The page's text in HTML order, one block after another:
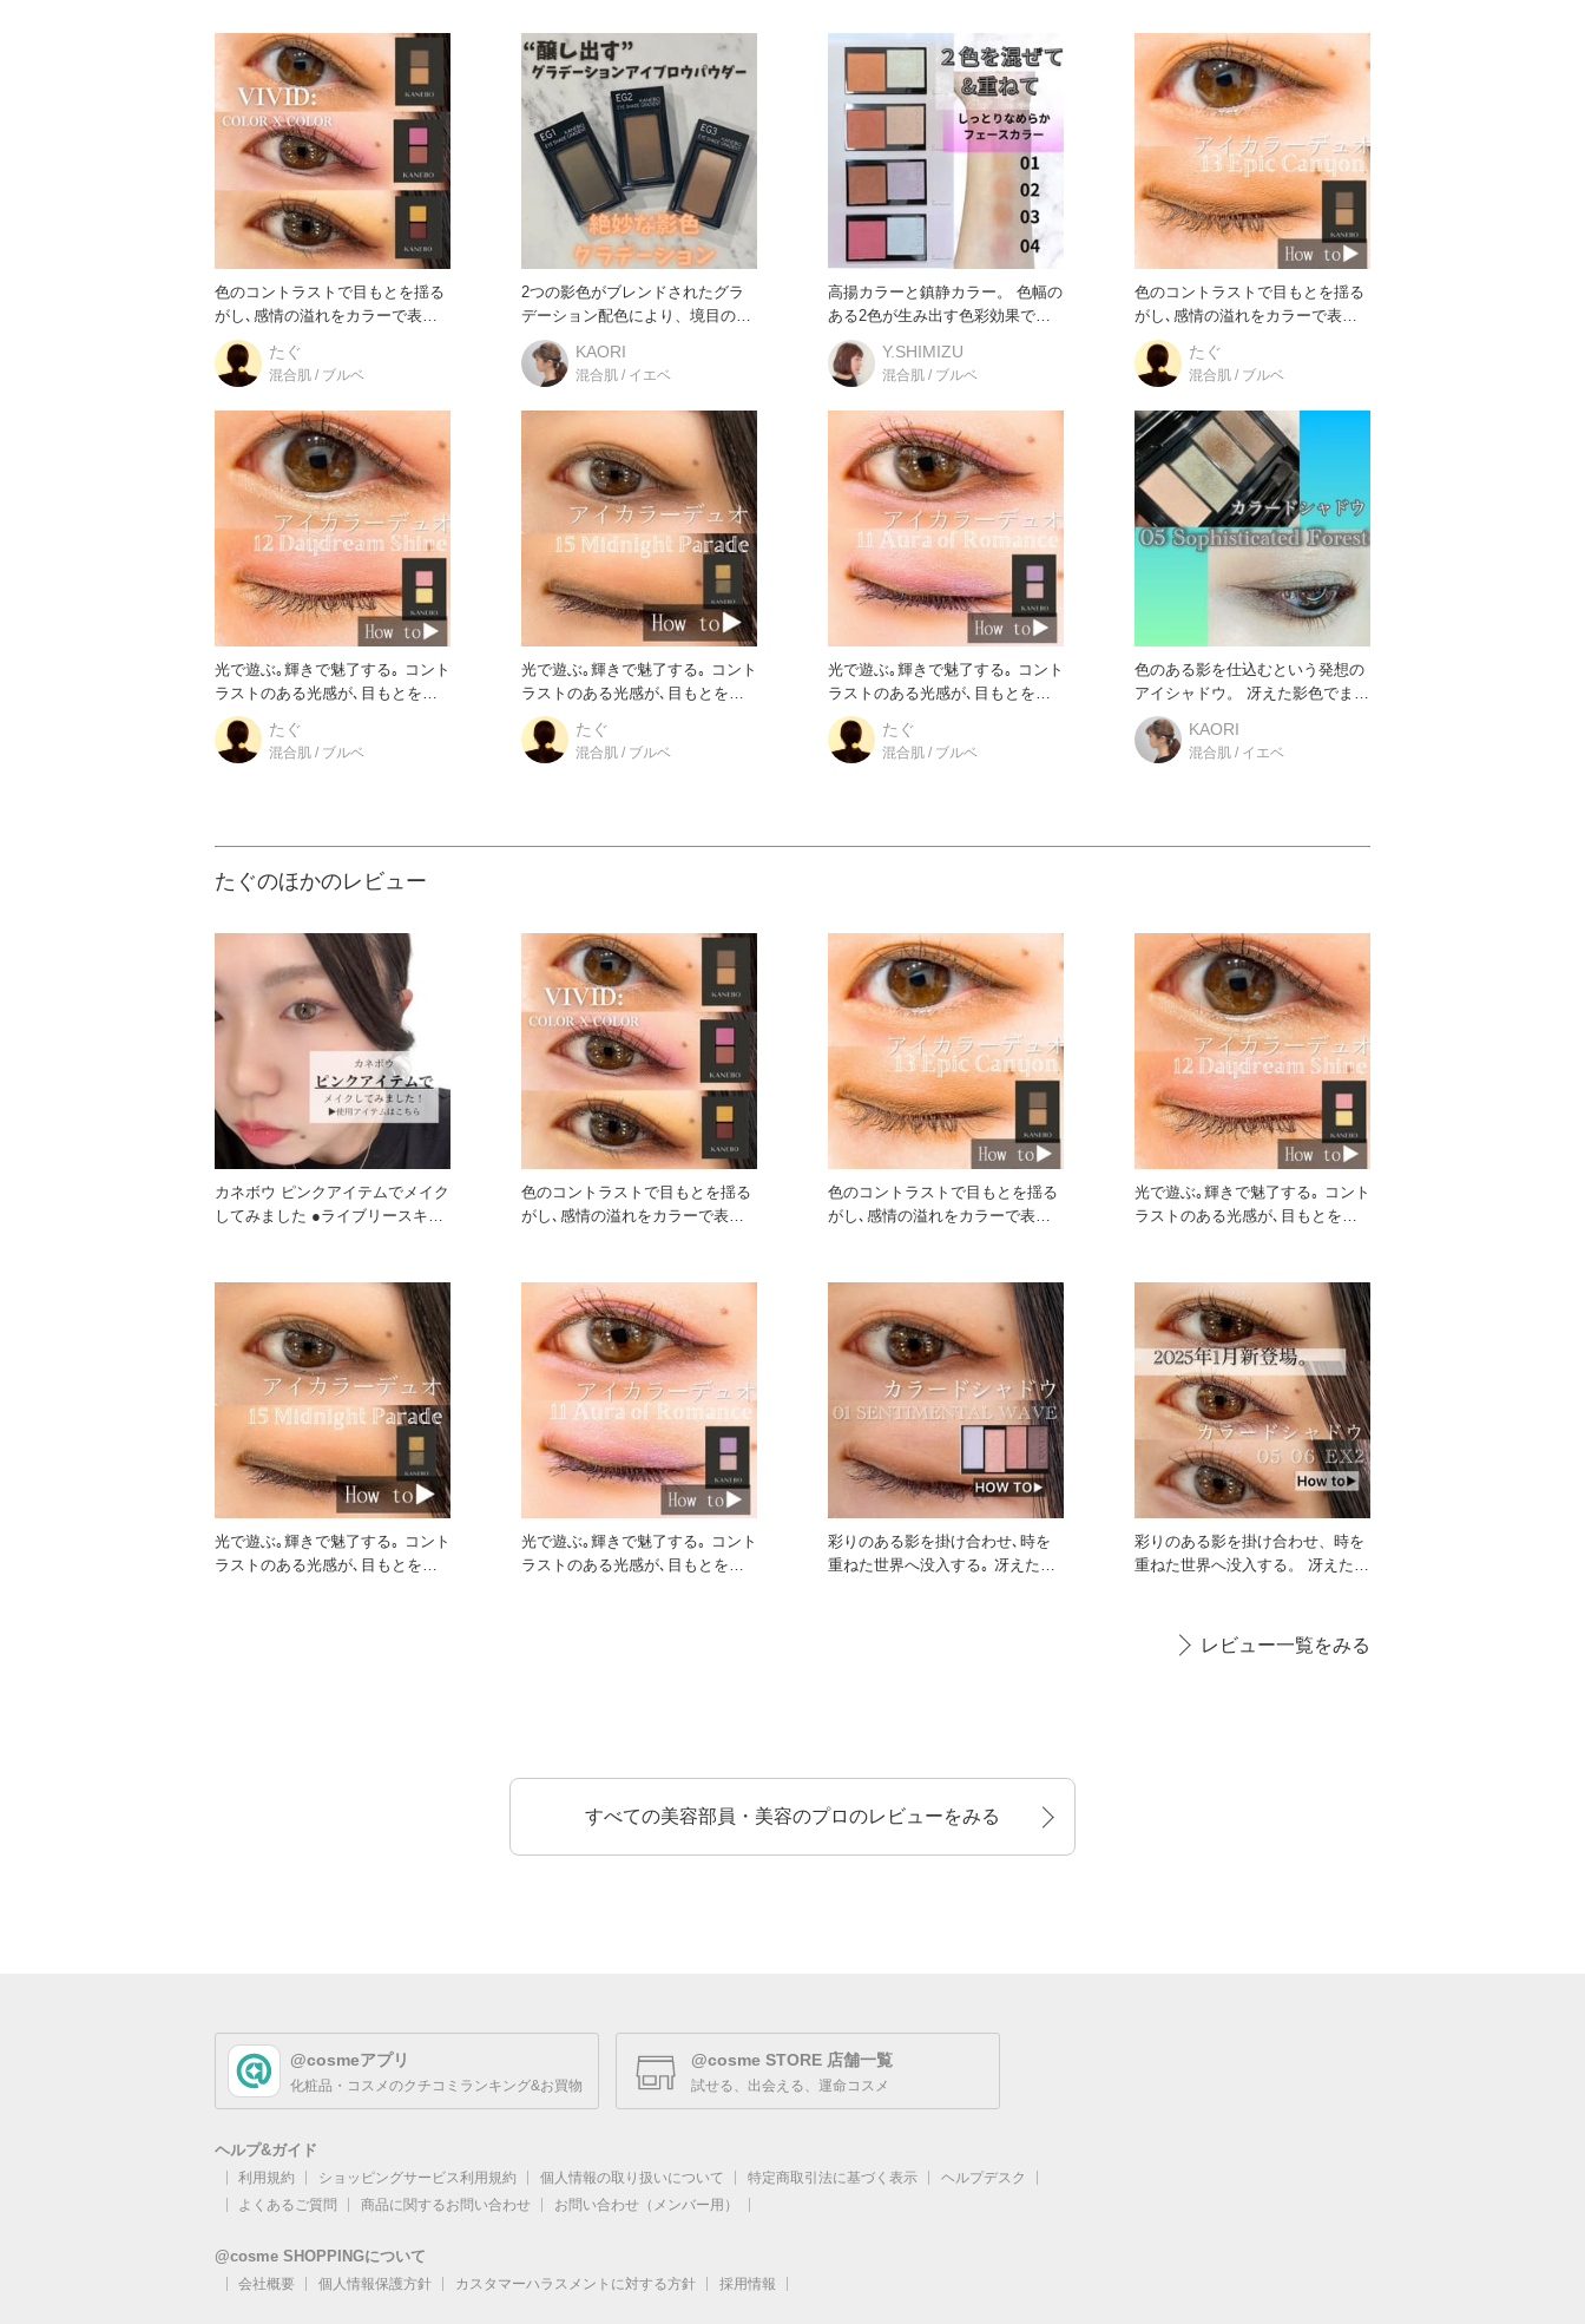
色のコントラストで目もとを揺る
がし､感情の溢れをカラーで表現
する カネボウ アイカラーデ
たぐ
混合肌 / ブルベ
2つの影色がブレンドされたグラ
デーション配色により、境目のな
いぼかし発色を実現。 自然にな
KAORI
混合肌 / イエベ
高揚カラーと鎮静カラー。 色幅の
ある2色が生み出す色彩効果で、
生命感やムードまでもブースト
Y.SHIMIZU
混合肌 / ブルベ
色のコントラストで目もとを揺る
がし､感情の溢れをカラーで表現
する カネボウ アイカラーデ
たぐ
混合肌 / ブルベ
光で遊ぶ｡輝きで魅了する｡ コント
ラストのある光感が､目もとを繊
細に煌めかせ､虜にする
たぐ
混合肌 / ブルベ
光で遊ぶ｡輝きで魅了する｡ コント
ラストのある光感が､目もとを繊
細に煌めかせ､虜にする
たぐ
混合肌 / ブルベ
光で遊ぶ｡輝きで魅了する｡ コント
ラストのある光感が､目もとを繊
細に煌めかせ､虜にする
たぐ
混合肌 / ブルベ
色のある影を仕込むという発想の
アイシャドウ。 冴えた影色でまぶ
たの奥行きを生み出し、軽やか
KAORI
混合肌 / イエベ
たぐのほかのレビュー
カネボウ ピンクアイテムでメイク
してみました ●ライブリースキン
色のコントラストで目もとを揺る
がし､感情の溢れをカラーで表現
色のコントラストで目もとを揺る
がし､感情の溢れをカラーで表現
光で遊ぶ｡輝きで魅了する｡ コント
ラストのある光感が､目もとを繊
光で遊ぶ｡輝きで魅了する｡ コント
ラストのある光感が､目もとを繊
光で遊ぶ｡輝きで魅了する｡ コント
ラストのある光感が､目もとを繊
彩りのある影を掛け合わせ､時を
重ねた世界へ没入する｡ 冴えた影
彩りのある影を掛け合わせ、時を
重ねた世界へ没入する。 冴えた影
レビュー一覧をみる
すべての美容部員・美容のプロのレビューをみる
@cosmeアプリ
化粧品・コスメのクチコミランキング&お買物
@cosme STORE 店舗一覧
試せる、出会える、運命コスメ
ヘルプ&ガイド
利用規約 ショッピングサービス利用規約 個人情報の取り扱いについて 特定商取引法に基づく表示
ヘルプデスク
よくあるご質問
商品に関するお問い合わせ お問い合わせ（メンバー用）
@cosme SHOPPINGについて
会社概要 個人情報保護方針 カスタマーハラスメントに対する方針 採用情報